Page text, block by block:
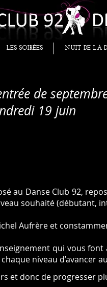
LES SOIRÉES NUIT DE LA
de
19 juin
au Danse Club 92,
souhaité (débutant,
Aufrère et
qui vous
niveau d’avancer
et donc de progresser